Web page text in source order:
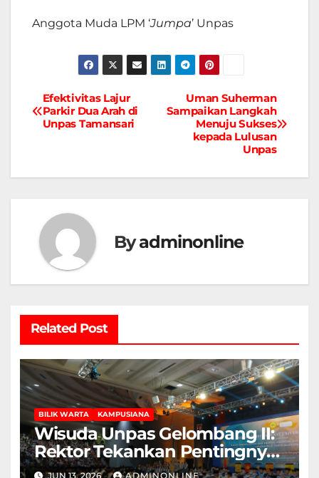
Anggota Muda LPM ‘Jumpa’ Unpas
Navigasi
pos
Uman Suherman
Sampaikan Langkah
Menuju Sukses
kepada Lulusan
Unpas
Efektivitas Lajur
Parkir Dua Arah di
Unpas Tamansari
Byadminonline
Related Post
BILIK WARTA KAMPUSIANA
Wisuda Unpas Gelombang II:
Rektor Tekankan Pentingnya
Sertifikasi Keahlian
JUN 13, 2026 ADMINONLINE